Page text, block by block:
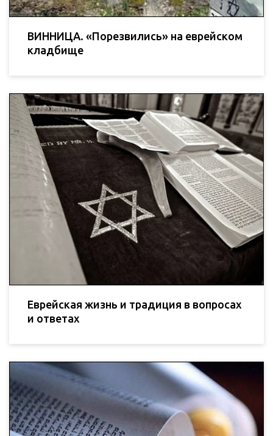
ВИННИЦА. «Порезвились» на еврейском
кладбище
Еврейская жизнь и традиция в вопросах
и ответах